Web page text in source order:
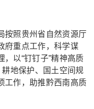
照贵州省自然资源厅
府重点工作，科学谋
以“钉钉子”精神高质
耕地保护、国土空间规
工作，助推黔西南高质